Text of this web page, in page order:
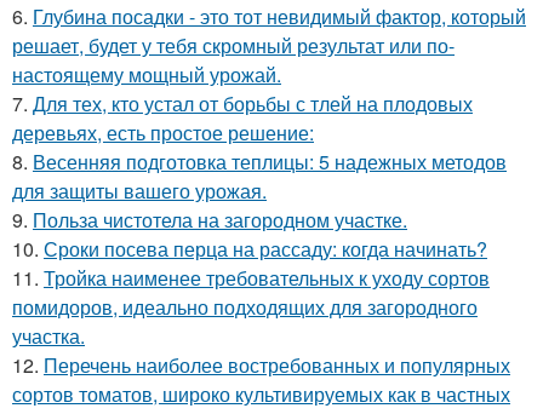
6. Глубина посадки - это тот невидимый фактор, который
решает, будет у тебя скромный результат или по-
настоящему мощный урожай.
7. Для тех, кто устал от борьбы с тлей на плодовых
деревьях, есть простое решение:
8. Весенняя подготовка теплицы: 5 надежных методов
для защиты вашего урожая.
9. Польза чистотела на загородном участке.
10. Сроки посева перца на рассаду: когда начинать?
11. Тройка наименее требовательных к уходу сортов
помидоров, идеально подходящих для загородного
участка.
12. Перечень наиболее востребованных и популярных
сортов томатов, широко культивируемых как в частных